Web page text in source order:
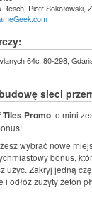
Resch, Piotr Sokołowski,
64c, 80-298,
sieci
Promoto mini
wybrać nowe
bonus,
użyć. Zakryj jedną
odłóż zużyty żeton